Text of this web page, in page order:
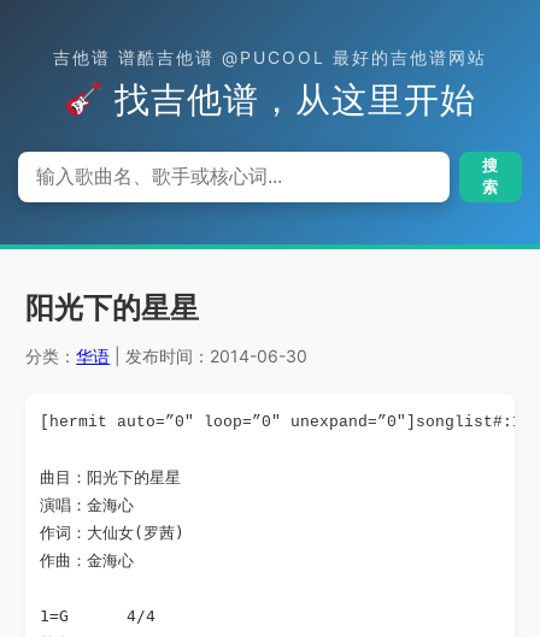
吉他谱 谱酷吉他谱 @PUCOOL 最好的吉他谱网站
找吉他谱，从这里开始
搜
索
阳光下的星星
分类：华语 | 发布时间：2014-06-30
[hermit auto=”0″ loop=”0″
曲目：阳光下的星星
演唱：金海心
作词：大仙女(罗茜)
作曲：金海心
1=G      4/4